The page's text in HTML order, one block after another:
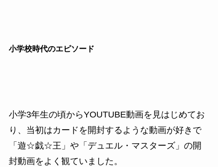
小学校時代のエピソード
小学3年生の頃からYOUTUBE動画を見はじめてお
り、当初はカードを開封するような動画が好きで
「遊☆戯☆王」や「デュエル・マスターズ」の開
封動画をよく観ていました。